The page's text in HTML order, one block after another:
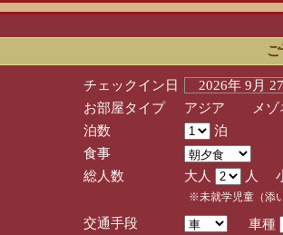
チェックイン日
2026年 9月
お部屋タイプ
アジア メゾネ
泊数
泊
食事
総人数
大人 人
※未就学児童（添
交通手段
車種